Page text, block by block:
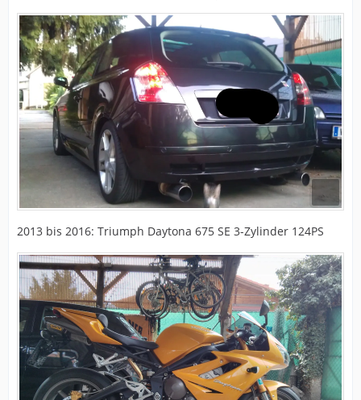
2013 bis 2016: Triumph Daytona 675 SE 3-Zylinder 124PS